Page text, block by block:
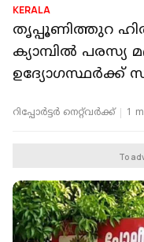
KERALA
തൃപ്പൂണിത്തുറ
ക്യാമ്പില്‍ പരസ്യ
റിപ്പോർട്ടർ നെറ്റ്‌വര്‍ക്ക്‌ 1
To